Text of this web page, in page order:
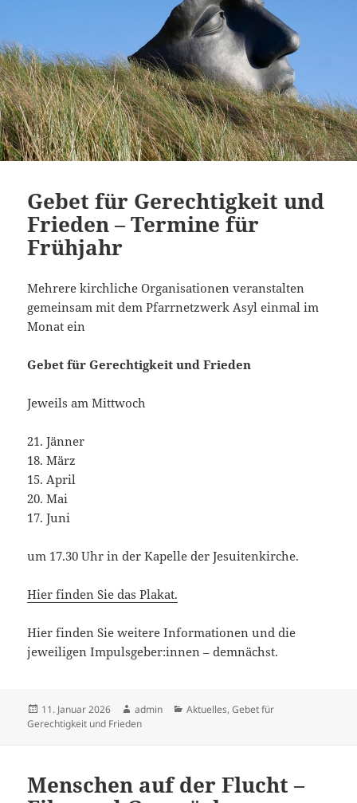
Gebet für Gerechtigkeit und
Frieden – Termine für
Frühjahr
Mehrere kirchliche Organisationen veranstalten
gemeinsam mit dem Pfarrnetzwerk Asyl einmal im
Monat ein
Gebet für Gerechtigkeit und Frieden
Jeweils am Mittwoch
21. Jänner
18. März
15. April
20. Mai
17. Juni
um 17.30 Uhr in der Kapelle der Jesuitenkirche.
Hier finden Sie das Plakat.
Hier finden Sie weitere Informationen und die
jeweiligen Impulsgeber:innen – demnächst.
Veröffentlicht
am
11. Januar 2026 Autor
admin Kategorien
Aktuelles,Gebet für
Gerechtigkeit und Frieden
Menschen auf der Flucht –